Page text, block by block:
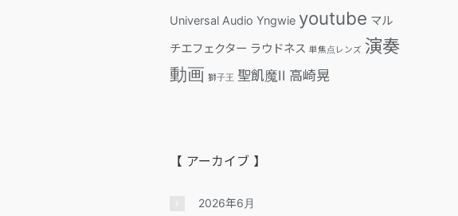
Universal Audio Yngwie youtube マル
チエフェクター ラウドネス 単焦点レンズ 演奏
動画 獅子王 聖飢魔II 高崎晃
【 アーカイブ 】
2026年6月